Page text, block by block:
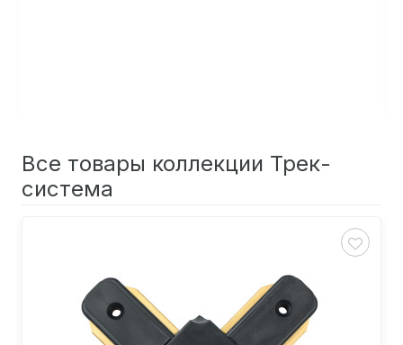
Все товары коллекции Трек-
система